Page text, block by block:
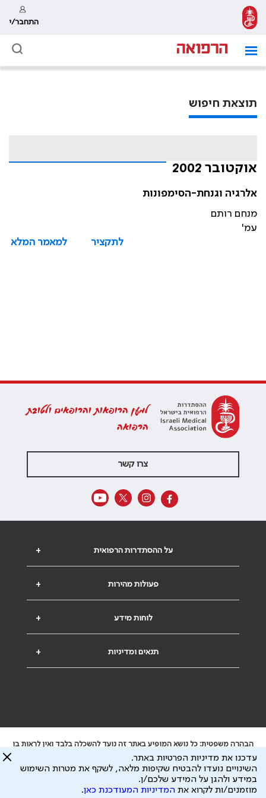
התחבר/י
תוצאת חיפוש
אוקטובר 2002
אלרגיה וגנחת-הסימפונות
מנחם רותם
עמ'
לתקציר
למאמר המלא
למען הרופאות והרופאים ולטובת
הרפואה
צרו קשר
+ על ההסתדרות הרפואית
+ פעולות מהירות
+ לוחות מידע
+ תנאים ומדיניות
הבהרה משפטית: כל נושא המופיע באתר זה נועד להשכלה בלבד ואין לראות בו
ייעוץ רפואי או משפטי. אין הר"י אחראית לתוכן המתפרסם באתר זה ולכל נזק
שעלול להיגרם.
ידוע לי שהר"י אוספת ושומרת מידע אישי לצורך מתן השרות וכי חלק ממנו עשוי
להיות מועבר לצדדים שלישיים, הכל בכפוף למדיניות הפרטיות
עדכנו את מדיניות הפרטיות באתר.
השינויים נועדו להבטיח שקיפות מלאה, לשקף את מטרות השימוש
במידע ולהגן על המידע שלכם/ן.
מוזמנים/ות לקרוא את המדיניות המעודכנת כאן.